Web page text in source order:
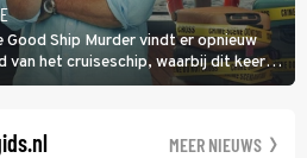
Ship Murder vindt er opnieuw
van het cruiseschip, waarbij dit keer
is en kapitein Marlowe de dader
MEER NIEUWS